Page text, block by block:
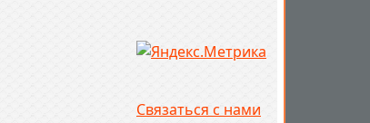
Связаться с нами